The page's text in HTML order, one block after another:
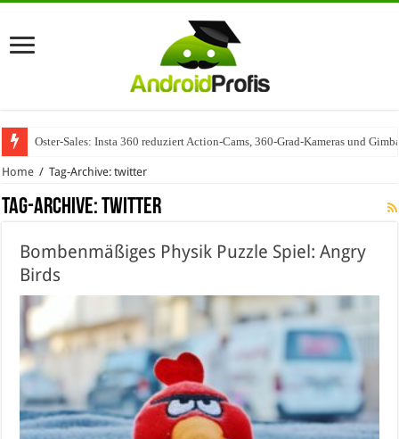
Oster-Sales: Insta 360 reduziert Action-Cams, 360-Grad-Kameras und
Wenn Technologie auf Automobilindustrie trifft – SAP Automotive als
Home / Tag-Archive: twitter
Tag-Archive:twitter
Bombenmäßiges Physik Puzzle Spiel: Angry
Birds